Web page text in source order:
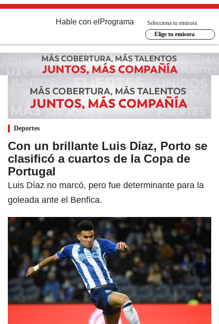
Hable con el Programa
Selecciona tu emisora
Elige tu emisora
Deportes
Con un brillante Luis Díaz, Porto se
clasificó a cuartos de la Copa de
Portugal
Luis Díaz no marcó, pero fue determinante para la
goleada ante el Benfica.